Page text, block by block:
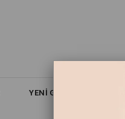
YENİ GELENLER